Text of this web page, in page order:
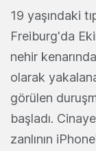
19 yaşındaki
Freiburg'da
nehir
olarak
görülen
başladı.
zanlının